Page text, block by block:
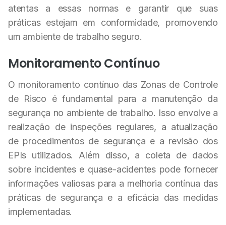
atentas a essas normas e garantir que suas
práticas estejam em conformidade, promovendo
um ambiente de trabalho seguro.
Monitoramento Contínuo
O monitoramento contínuo das Zonas de Controle
de Risco é fundamental para a manutenção da
segurança no ambiente de trabalho. Isso envolve a
realização de inspeções regulares, a atualização
de procedimentos de segurança e a revisão dos
EPIs utilizados. Além disso, a coleta de dados
sobre incidentes e quase-acidentes pode fornecer
informações valiosas para a melhoria contínua das
práticas de segurança e a eficácia das medidas
implementadas.